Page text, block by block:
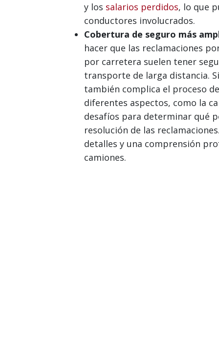
y los salarios perdidos, lo que
conductores involucrados.
Cobertura de seguro más
hacer que las reclamaciones
por carretera suelen tener
transporte de larga distancia.
también complica el proceso
diferentes aspectos, como la
desafíos para determinar qué
resolución de las
detalles y una comprensión
camiones.